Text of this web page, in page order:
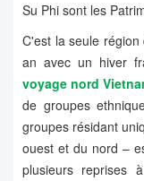
Su Phi sont les
C'est la seule
an avec un hiver
voyage nord
de groupes
groupes résidant
ouest et du nord –
plusieurs reprises